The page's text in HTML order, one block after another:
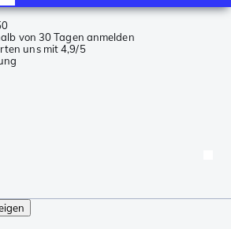
von 30 Tagen anmelden
uns mit 4,9/5